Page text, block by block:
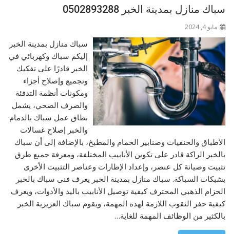
سباك منازل بمدينة الخبر 0502893288
مايو 4, 2024
سباك منازل بمدينة الخبر
إليكم سباك وكهربائي في
الخبر قادرًا على تفكيك
وتجميع وإصلاح أجزاء
ومكونات أنظمة التدفئة
والصرف الصحي، يشمل
نطاق عمل سباك بالدمام
والخبر إصلاح غسالات
الأطباق والحنفيات وصنابير الحمام والمطبخ، بالإضافة إلى أن سباك
بالخبر الراكة قادر على تكوين الأنابيب المختلفة، ومعرفة جميع طرق
تثبيت وصيانة كل عنصر، وإعداد الإطارات وعناصر التثبيت الأخرى
بشبكات السباكة. سباك منازل بمدينة الخبر يعرف فنى سباك بالخبر
الحزام الذهبي المحترف كيفية توصيل الأنابيب باليد والأدوات، ويعرف
كيفية حفر الثقوب اللازمة لهذه المهمة، ويقوم سباك العزيزية الخبر
بالكثير من الوظائف المهمة للغاية…